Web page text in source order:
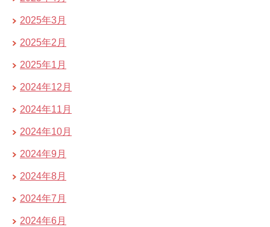
2025年3月
2025年2月
2025年1月
2024年12月
2024年11月
2024年10月
2024年9月
2024年8月
2024年7月
2024年6月